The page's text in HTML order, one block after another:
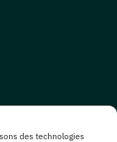
des technologies